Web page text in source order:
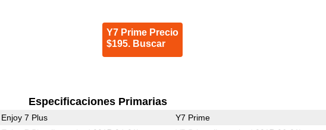
Y7 Prime Precio
$195. Buscar
Especificaciones Primarias
Enjoy 7 Plus Y7 Prime